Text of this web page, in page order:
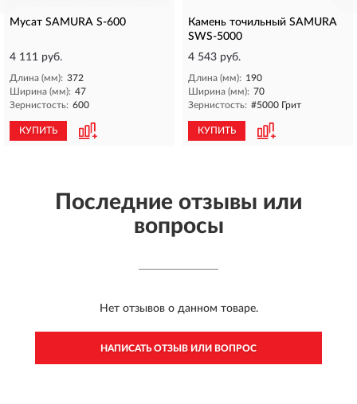
Мусат SAMURA S-600
4 111 руб.
Длина (мм): 372
Ширина (мм): 47
Зернистость: 600
КУПИТЬ
Камень точильный SAMURA
SWS-5000
4 543 руб.
Длина (мм): 190
Ширина (мм): 70
Зернистость: #5000 Грит
КУПИТЬ
Последние отзывы или
вопросы
Нет отзывов о данном товаре.
НАПИСАТЬ ОТЗЫВ ИЛИ ВОПРОС